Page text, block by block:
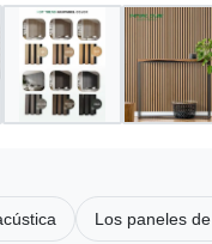
Los paneles